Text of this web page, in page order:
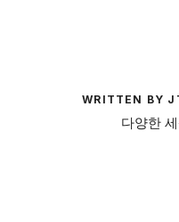
WRITTEN BY
다양한